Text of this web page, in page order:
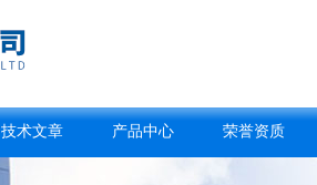
技术文章 产品中心 荣誉资质